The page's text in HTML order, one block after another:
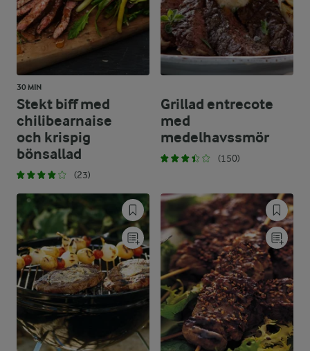
30 MIN
Stekt biff med
chilibearnaise
och krispig
bönsallad
(23)
Grillad entrecote
med
medelhavssmör
(150)